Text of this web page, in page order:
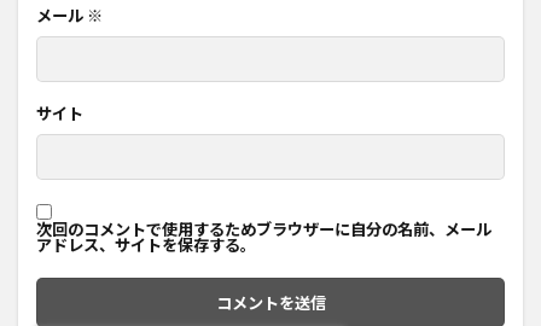
メール ※
サイト
次回のコメントで使用するためブラウザーに自分の名前、メール
アドレス、サイトを保存する。